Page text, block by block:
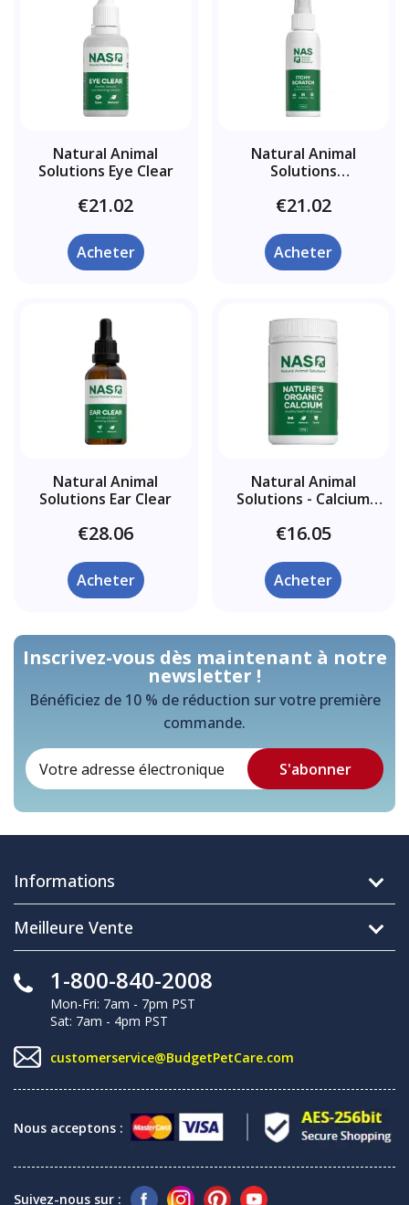
Natural Animal
Solutions Eye Clear
€21.02
Acheter
Natural Animal
Solutions
€21.02
Acheter
Natural Animal
Solutions Ear Clear
€28.06
Acheter
Natural Animal
Solutions - Calcium
€16.05
Acheter
Inscrivez-vous dès maintenant à notre
newsletter !
Bénéficiez de 10 % de réduction sur votre première
commande.
Informations
Meilleure Vente
1-800-840-2008
Mon-Fri: 7am - 7pm PST
Sat: 7am - 4pm PST
customerservice@BudgetPetCare.com
Nous acceptons :
Suivez-nous sur :